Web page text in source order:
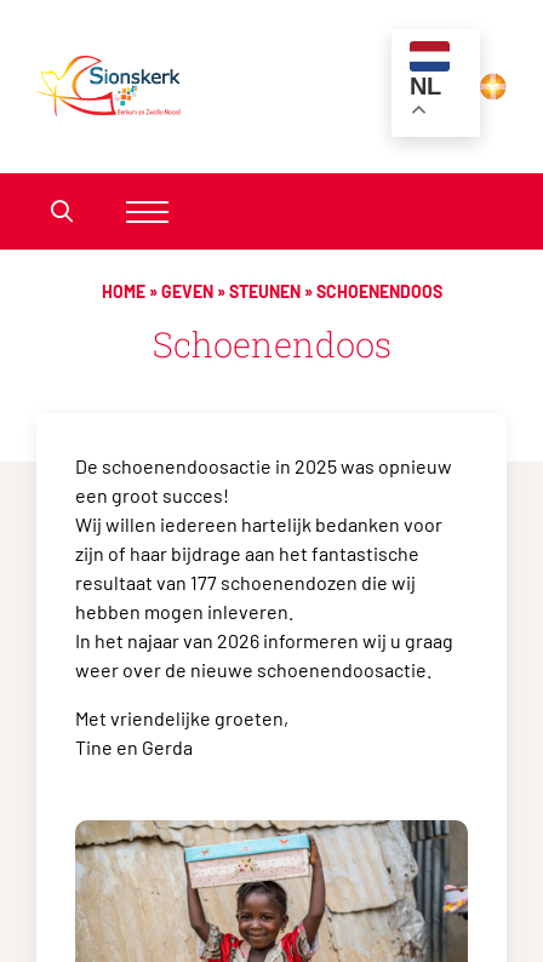
NL
HOME»GEVEN»STEUNEN»SCHOENENDOOS
Schoenendoos
De schoenendoosactie in 2025 was opnieuw
een groot succes!
Wij willen iedereen hartelijk bedanken voor
zijn of haar bijdrage aan het fantastische
resultaat van 177 schoenendozen die wij
hebben mogen inleveren.
In het najaar van 2026 informeren wij u graag
weer over de nieuwe schoenendoosactie.
Met vriendelijke groeten,
Tine en Gerda